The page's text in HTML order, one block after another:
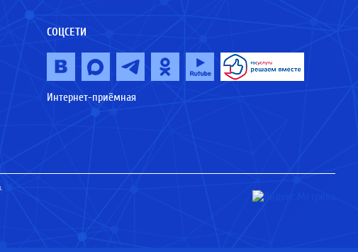
СОЦСЕТИ
Интернет-приёмная